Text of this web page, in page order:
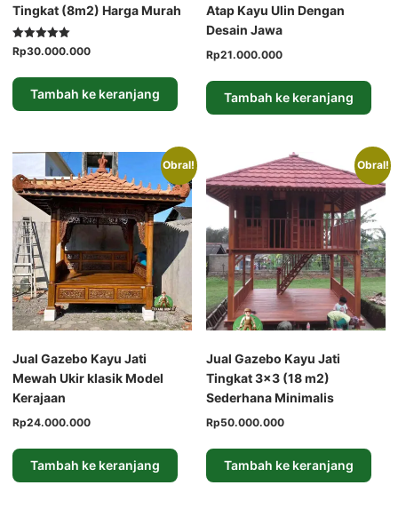
Tingkat (8m2) Harga Murah
Dinilai
5.00
Harga
adalah:
Rp35.000.000.
Rp30.000.000Harga
adalah:
Tambah ke keranjang
Atap Kayu Ulin Dengan
Desain Jawa
Harga
adalah:
Rp24.000.000.
Rp21.000.000Harga
adalah:
Tambah ke keranjang
Obral!
Jual Gazebo Kayu Jati
Mewah Ukir klasik Model
Kerajaan
Harga
adalah:
Rp25.000.000.
Rp24.000.000Harga
adalah:
Tambah ke keranjang
Obral!
Jual Gazebo Kayu Jati
Tingkat 3×3 (18 m2)
Sederhana Minimalis
Harga
adalah:
Rp55.000.000.
Rp50.000.000Harga
adalah:
Tambah ke keranjang